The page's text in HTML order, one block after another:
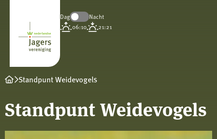
Koninklijke
Nederlandse
Jagersvereniging
Dag
Nacht
06:10
21:21
Standpunt Weidevogels
Standpunt Weidevogels